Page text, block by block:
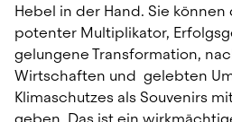
Hebel in der Hand. Sie können
potenter Multiplikator,
gelungene Transformation,
Wirtschaften und  gelebten
Klimaschutzes als Souvenirs